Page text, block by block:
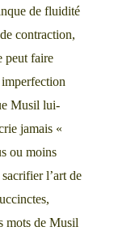
de fluidité
contraction,
peut faire
imperfection
Musil lui-
jamais «
ou moins
l’art de
mots de Musil